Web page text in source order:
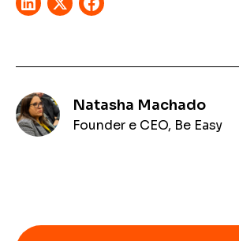
Natasha Machado
Founder e CEO, Be Easy